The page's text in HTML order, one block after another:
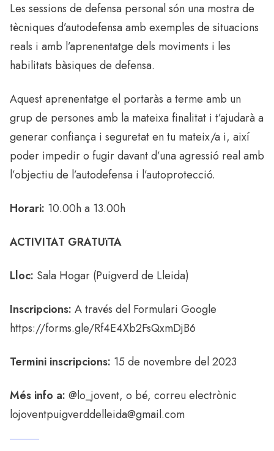
Les sessions de defensa personal són una mostra de
tècniques d’autodefensa amb exemples de situacions
reals i amb l’aprenentatge dels moviments i les
habilitats bàsiques de defensa.
Aquest aprenentatge el portaràs a terme amb un
grup de persones amb la mateixa finalitat i t’ajudarà a
generar confiança i seguretat en tu mateix/a i, així
poder impedir o fugir davant d’una agressió real amb
l’objectiu de l’autodefensa i l’autoprotecció.
Horari: 10.00h a 13.00h
ACTIVITAT GRATUïTA
Lloc: Sala Hogar (Puigverd de Lleida)
Inscripcions: A través del Formulari Google
https://forms.gle/Rf4E4Xb2FsQxmDjB6
Termini inscripcions: 15 de novembre del 2023
Més info a: @lo_jovent, o bé, correu electrònic
lojoventpuigverddelleida@gmail.com